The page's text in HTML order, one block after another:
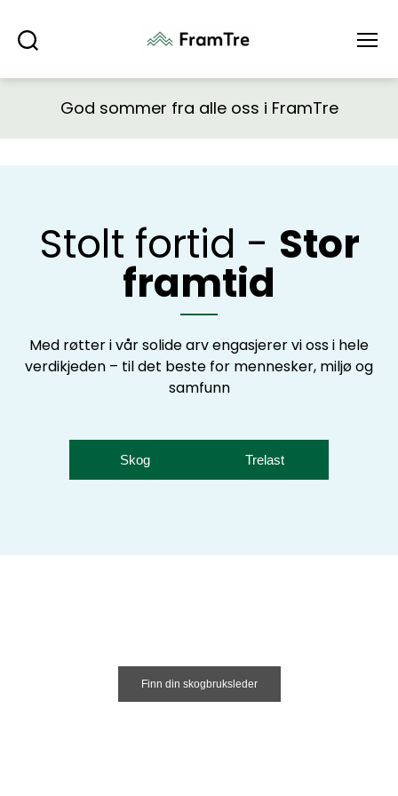
God sommer fra alle oss i FramTre
Stolt fortid - Stor
framtid
Med røtter i vår solide arv engasjerer vi oss i hele
verdikjeden – til det beste for mennesker, miljø og
samfunn
Skog Trelast
Finn din skogbruksleder